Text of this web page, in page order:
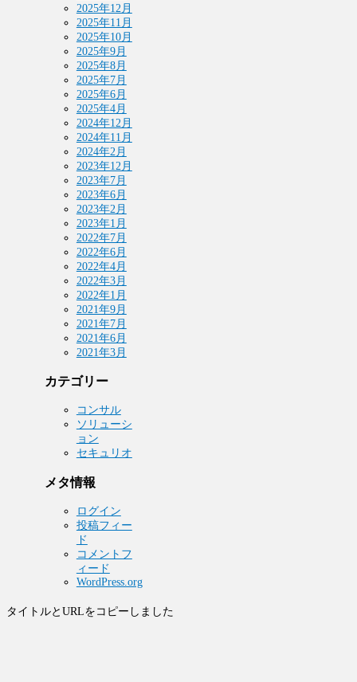
2025年12月
2025年11月
2025年10月
2025年9月
2025年8月
2025年7月
2025年6月
2025年4月
2024年12月
2024年11月
2024年2月
2023年12月
2023年7月
2023年6月
2023年2月
2023年1月
2022年7月
2022年6月
2022年4月
2022年3月
2022年1月
2021年9月
2021年7月
2021年6月
2021年3月
カテゴリー
コンサル
ソリューシ
ョン
セキュリオ
メタ情報
ログイン
投稿フィー
ド
コメントフ
ィード
WordPress.org
タイトルとURLをコピーしました